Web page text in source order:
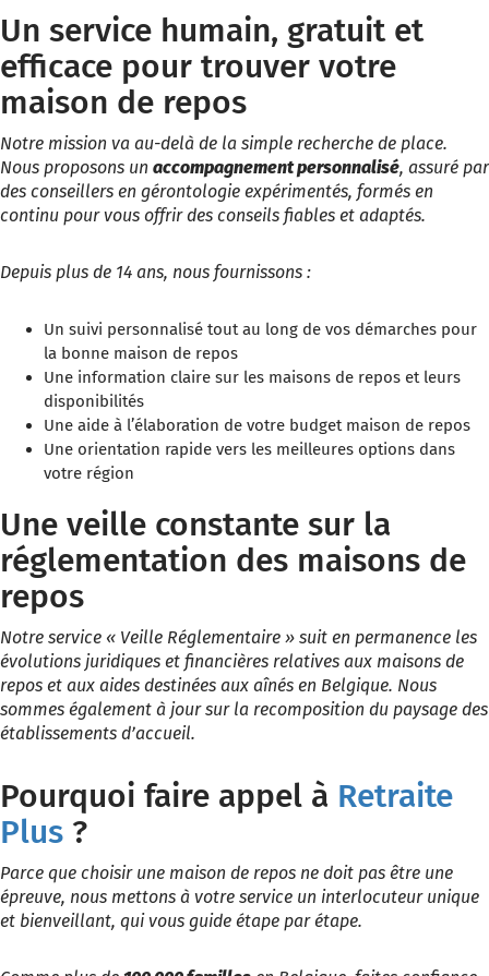
Un service humain, gratuit et
efficace pour trouver votre
maison de repos
Notre mission va au-delà de la simple recherche de place.
Nous proposons un accompagnement personnalisé, assuré par
des conseillers en gérontologie expérimentés, formés en
continu pour vous offrir des conseils fiables et adaptés.
Depuis plus de 14 ans, nous fournissons :
Un suivi personnalisé tout au long de vos démarches pour
la bonne maison de repos
Une information claire sur les maisons de repos et leurs
disponibilités
Une aide à l’élaboration de votre budget maison de repos
Une orientation rapide vers les meilleures options dans
votre région
Une veille constante sur la
réglementation des maisons de
repos
Notre service « Veille Réglementaire » suit en permanence les
évolutions juridiques et financières relatives aux maisons de
repos et aux aides destinées aux aînés en Belgique. Nous
sommes également à jour sur la recomposition du paysage des
établissements d’accueil.
Pourquoi faire appel à Retraite
Plus ?
Parce que choisir une maison de repos ne doit pas être une
épreuve, nous mettons à votre service un interlocuteur unique
et bienveillant, qui vous guide étape par étape.